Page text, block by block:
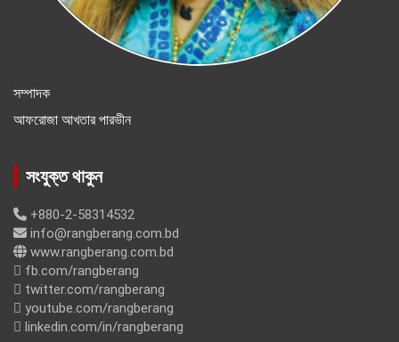
সম্পাদক
আফরোজা আখতার পারভীন
সংযুক্ত থাকুন
+880-2-58314532
info@rangberang.com.bd
www.rangberang.com.bd
fb.com/rangberang
twitter.com/rangberang
youtube.com/rangberang
linkedin.com/in/rangberang